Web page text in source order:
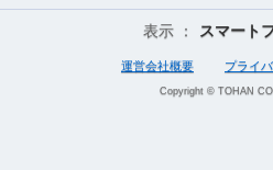
表示 ： スマート
運営会社概要 プライ
Copyright © TOHAN